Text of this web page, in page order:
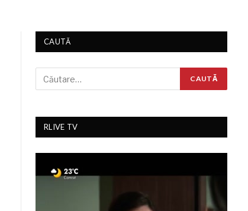
CAUTĂ
RLIVE TV